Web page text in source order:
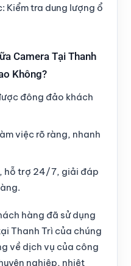
: Kiểm tra dung lượng ổ
Camera Tại Thanh
Không?
đông đảo khách
việc rõ ràng, nhanh
hỗ trợ 24/7, giải đáp
hàng đã sử dụng
Thanh Trì của chúng
về dịch vụ của công
nghiệp, nhiệt